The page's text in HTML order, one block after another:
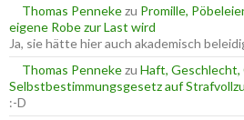
c
h
:
Thomas Pennekezu Promille,
eigene Robe zur Last wird
Ja, sie hätte hier auch akademisch
Thomas Pennekezu Haft, Geschlecht,
Selbstbestimmungsgesetz auf
:-D